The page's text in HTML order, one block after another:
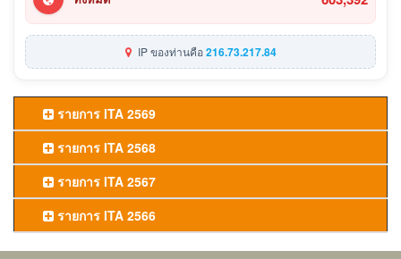
IP ของท่านคือ216.73.217.84
รายการ ITA 2569
รายการ ITA 2568
รายการ ITA 2567
รายการ ITA 2566